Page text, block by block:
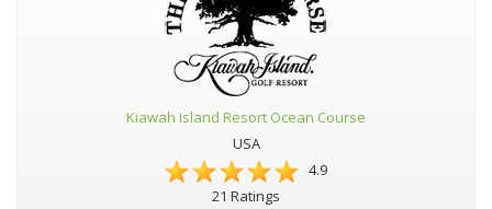
Kiawah Island Resort Ocean Course
USA
4.9
21 Ratings